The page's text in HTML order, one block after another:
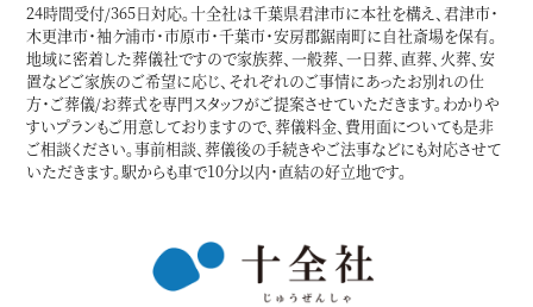
24時間受付/365日対応。十全社は千葉県君津市に本社を構え、君津市・
木更津市・袖ケ浦市・市原市・千葉市・安房郡鋸南町に自社斎場を保有。
地域に密着した葬儀社ですので家族葬、一般葬、一日葬、直葬、火葬、安
置などご家族のご希望に応じ、それぞれのご事情にあったお別れの仕
方・ご葬儀/お葬式を専門スタッフがご提案させていただきます。わかりや
すいプランもご用意しておりますので、葬儀料金、費用面についても是非
ご相談ください。事前相談、葬儀後の手続きやご法事などにも対応させて
いただきます。駅からも車で10分以内・直結の好立地です。